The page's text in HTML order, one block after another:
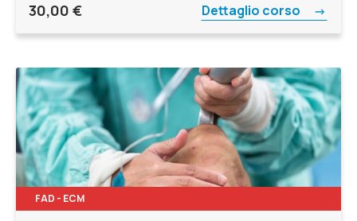
30,00 € Dettaglio corso
FAD - ECM